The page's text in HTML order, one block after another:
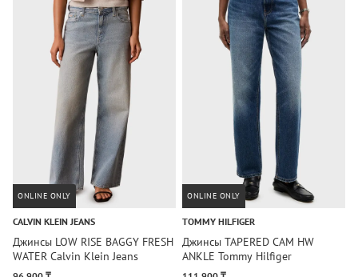
ONLINE ONLY
CALVIN KLEIN JEANS
Джинсы LOW RISE BAGGY FRESH
WATER Calvin Klein Jeans
ONLINE ONLY
TOMMY HILFIGER
Джинсы TAPERED CAM HW
ANKLE Tommy Hilfiger